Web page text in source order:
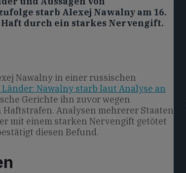
starb Alexej Nawalny am 16.
durch ein starkes Nervengift.
Nawalny in einer russischen
Nawalny starb laut Analyse an
Gerichte ihn zuvor wegen
Analysen mehrerer Staaten
mit einem starken Nervengift getötet
diesen Befund.